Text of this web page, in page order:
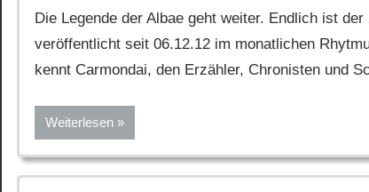
Die Legende der Albae geht weiter. Endlich ist
veröffentlicht seit 06.12.12 im monatlichen
kennt Carmondai, den Erzähler, Chronisten und
Weiterlesen